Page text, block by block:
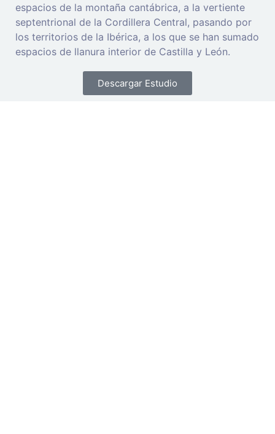
espacios de la montaña cantábrica, a la vertiente
septentrional de la Cordillera Central, pasando por
los territorios de la Ibérica, a los que se han sumado
espacios de llanura interior de Castilla y León.
Descargar Estudio